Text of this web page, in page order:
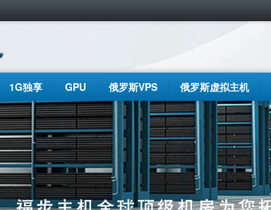
1G独享 GPU 俄罗斯VPS 俄罗斯虚拟主机